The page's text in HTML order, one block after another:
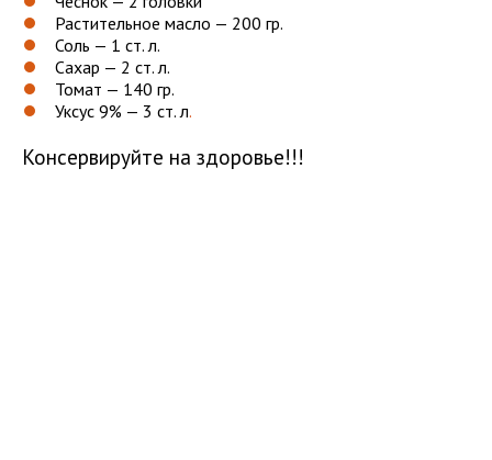
Растительное масло — 200 гр.
Соль — 1 ст. л.
Сахар — 2 ст. л.
Томат — 140 гр.
Уксус 9% — 3 ст. л.
Консервируйте на здоровье!!!